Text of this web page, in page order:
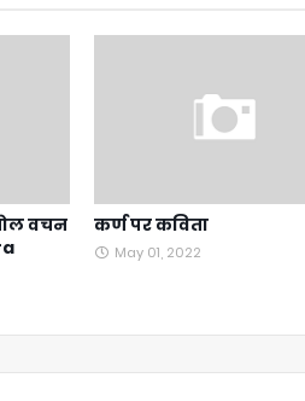
वचन
कर्ण पर कविता
May 01, 2022